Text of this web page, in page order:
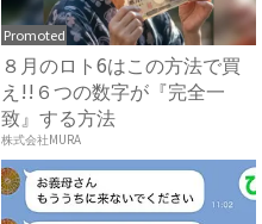
Promoted
８月のロト6はこの方法で買
え!!６つの数字が『完全一
致』する方法
株式会社MURA